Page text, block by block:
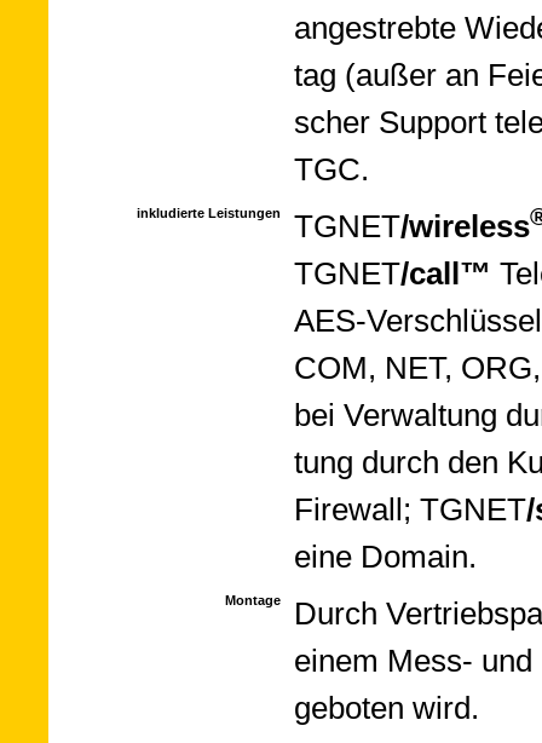
an­ge­streb­te
tag (außer an
scher Sup­port
TGC.
inkludierte Leistungen TGNET­/wire­less
TGNET­/call™
AES-
COM, NET,
bei Ver­wal­tung
tung durch den
Fire­wall; TGNET
eine Domain.
Montage
Durch
einem Mess-
ge­boten wird.